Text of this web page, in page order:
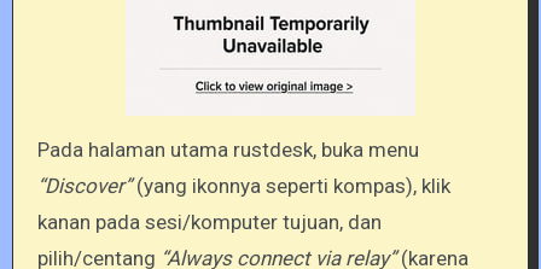
Pada halaman utama rustdesk, buka menu
“Discover”(yang ikonnya seperti kompas), klik
kanan pada sesi/komputer tujuan, dan
pilih/centang “Always connect via relay”(karena